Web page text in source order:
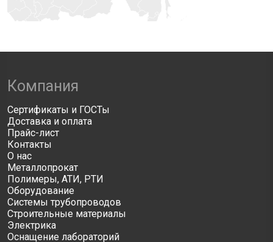
Компания
Сертификаты и ГОСТы
Доставка и оплата
Прайс-лист
Контакты
О нас
Металлопрокат
Полимеры, АТИ, РТИ
Оборудование
Системы трубопроводов
Строительные материалы
Электрика
Оснащение лабораторий